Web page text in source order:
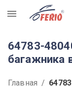
R
64783-
багажника
Главная /